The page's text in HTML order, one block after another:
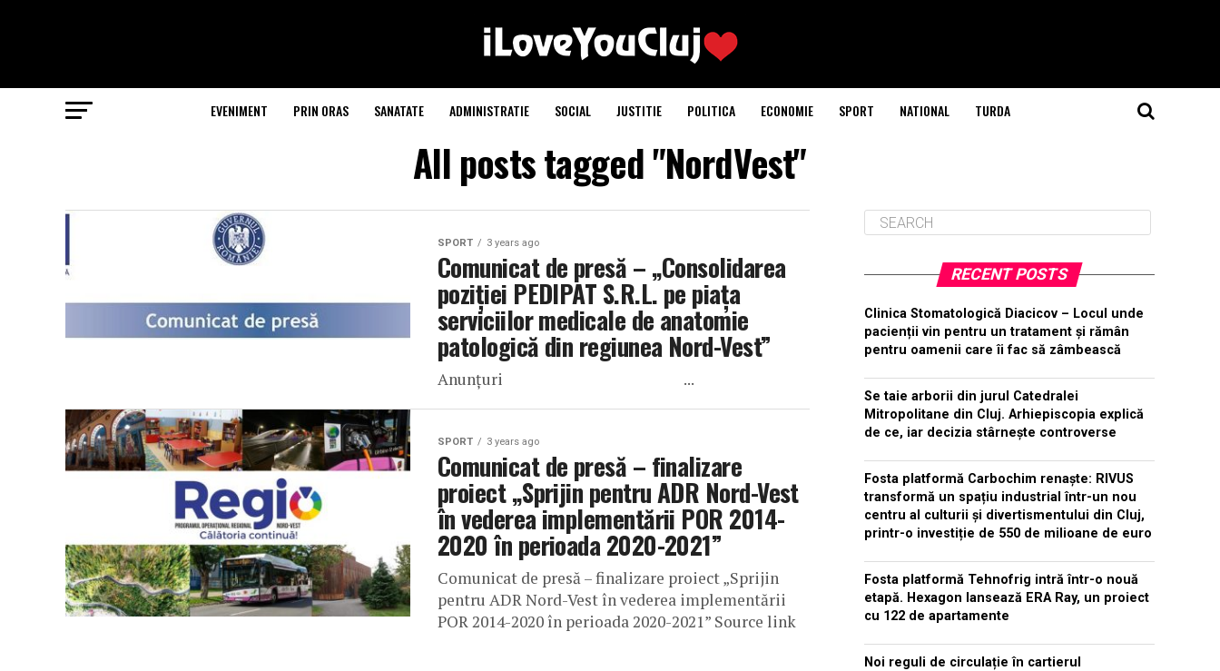
EVENIMENT PRIN ORAS SANATATE ADMINISTRATIE SOCIAL JUSTITIE POLITICA ECONOMIE SPORT NATIONAL TURDA
All posts tagged "NordVest"
SPORT 3 years ago
Comunicat de presă – „Consolidarea
poziției PEDIPAT S.R.L. pe piața
serviciilor medicale de anatomie
patologică din regiunea Nord-Vest”
Anunțuri ...
SPORT 3 years ago
Comunicat de presă – finalizare
proiect „Sprijin pentru ADR Nord-Vest
în vederea implementării POR 2014-
2020 în perioada 2020-2021”
Comunicat de presă – finalizare proiect „Sprijin
pentru ADR Nord-Vest în vederea implementării
POR 2014-2020 în perioada 2020-2021” Source link
RECENT POSTS
Clinica Stomatologică Diacicov – Locul unde
pacienții vin pentru un tratament și rămân
pentru oamenii care îi fac să zâmbească
Se taie arborii din jurul Catedralei
Mitropolitane din Cluj. Arhiepiscopia explică
de ce, iar decizia stârnește controverse
Fosta platformă Carbochim renaște: RIVUS
transformă un spațiu industrial într-un nou
centru al culturii și divertismentului din Cluj,
printr-o investiție de 550 de milioane de euro
Fosta platformă Tehnofrig intră într-o nouă
etapă. Hexagon lansează ERA Ray, un proiect
cu 122 de apartamente
Noi reguli de circulație în cartierul